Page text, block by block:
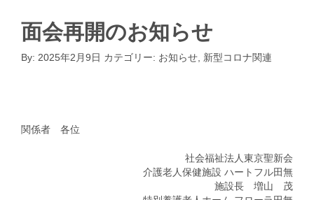
面会再開のお知らせ
By: 2025年2月9日 カテゴリー: お知らせ 新型コロナ関連
関係者 各位
社会福祉法人東京聖新会
介護老人保健施設 ハートフル田無
施設長 増山 茂